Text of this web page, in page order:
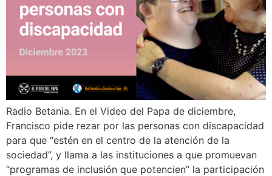
Radio Betania. En el Video del Papa de diciembre,
Francisco pide rezar por las personas con discapacidad
para que “estén en el centro de la atención de la
sociedad”, y llama a las instituciones a que promuevan
“programas de inclusión que potencien” la participación